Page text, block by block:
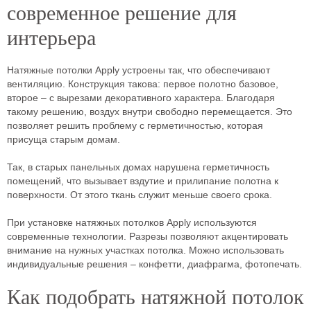
современное решение для
интерьера
Натяжные потолки Apply устроены так, что обеспечивают
вентиляцию. Конструкция такова: первое полотно базовое,
второе – с вырезами декоративного характера. Благодаря
такому решению, воздух внутри свободно перемещается. Это
позволяет решить проблему с герметичностью, которая
присуща старым домам.
Так, в старых панельных домах нарушена герметичность
помещений, что вызывает вздутие и прилипание полотна к
поверхности. От этого ткань служит меньше своего срока.
При установке натяжных потолков Apply используются
современные технологии. Разрезы позволяют акцентировать
внимание на нужных участках потолка. Можно использовать
индивидуальные решения – конфетти, диафрагма, фотопечать.
Как подобрать натяжной потолок